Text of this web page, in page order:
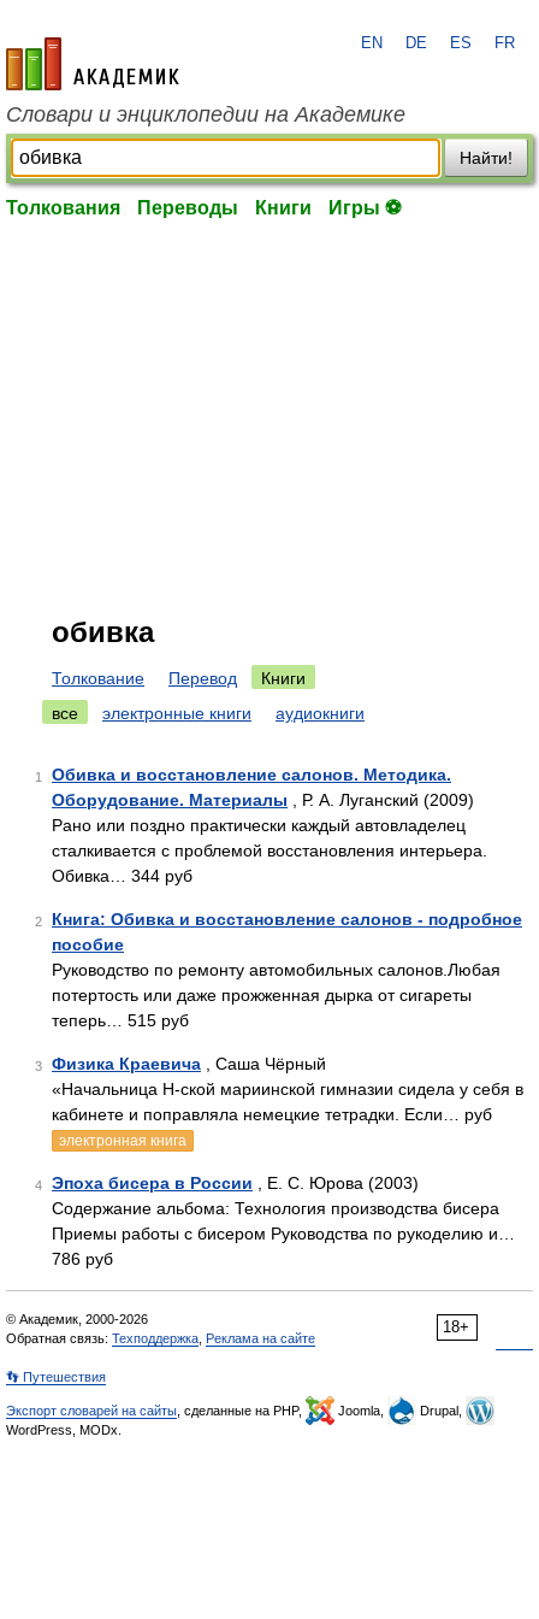
academic.ru
EN DE ES FR
Словари и энциклопедии на Академике
Найти!
Толкования Переводы Книги Игры ⚽
обивка
Толкование Перевод
Книги
все
электронные книги аудиокниги
1
Обивка и восстановление салонов. Методика.
Оборудование. Материалы , Р. А. Луганский (2009)
Рано или поздно практически каждый автовладелец
сталкивается с проблемой восстановления интерьера.
Обивка… 344 руб
2
Книга: Обивка и восстановление салонов - подробное
пособие
Руководство по ремонту автомобильных салонов.Любая
потертость или даже прожженная дырка от сигареты
теперь… 515 руб
3 Физика Краевича , Саша Чёрный
«Начальница Н-ской мариинской гимназии сидела у себя в
кабинете и поправляла немецкие тетрадки. Если… руб
электронная книга
4 Эпоха бисера в России , Е. С. Юрова (2003)
Содержание альбома: Технология производства бисера
Приемы работы с бисером Руководства по рукоделию и…
786 руб
18+
© Академик, 2000-2026
Обратная связь: Техподдержка Реклама на сайте
👣 Путешествия
Экспорт словарей на сайты , сделанные на PHP, Joomla,
Drupal,
WordPress, MODx.